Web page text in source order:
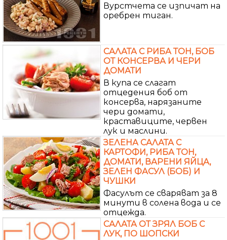
Вурстчета се изпичат на
оребрен тиган.
САЛАТА С РИБА ТОН, БОБ
ОТ КОНСЕРВА И ЧЕРИ
ДОМАТИ
В купа се слагат
отцедения боб от
консерва, нарязаните
чери домати,
краставиците, червен
лук и маслини.
ЗЕЛЕНА САЛАТА С
КАРТОФИ, РИБА ТОН,
ДОМАТИ, ВАРЕНИ ЯЙЦА,
ЗЕЛЕН ФАСУЛ (БОБ) И
ЧУШКИ
Фасулът се сваряват за 8
минути в солена вода и се
отцежда.
САЛАТА ОТ ЗРЯЛ БОБ С
ЛУК, ПО ШОПСКИ